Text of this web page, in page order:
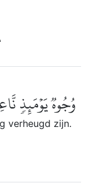
وُجُوهٞ يَوۡمَئِذٖ
verheugd zijn.